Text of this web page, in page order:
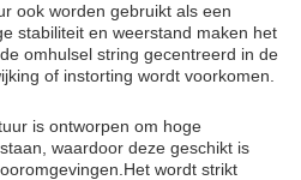
ook worden gebruikt als een
stabiliteit en weerstand maken het
omhulsel string gecentreerd in de
of instorting wordt voorkomen.
is ontworpen om hoge
waardoor deze geschikt is
wordt strikt